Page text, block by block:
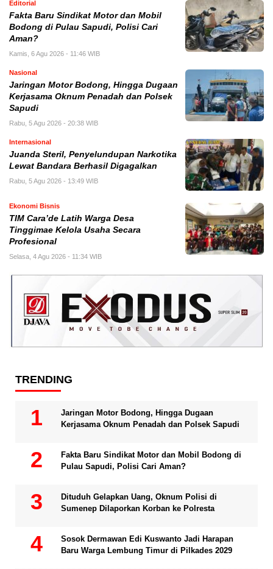
Editorial
Fakta Baru Sindikat Motor dan Mobil
Bodong di Pulau Sapudi, Polisi Cari
Aman?
Kamis, 6 Agu 2026 - 11:46 WIB
Nasional
Jaringan Motor Bodong, Hingga Dugaan
Kerjasama Oknum Penadah dan Polsek
Sapudi
Rabu, 5 Agu 2026 - 20:38 WIB
Internasional
Juanda Steril, Penyelundupan Narkotika
Lewat Bandara Berhasil Digagalkan
Rabu, 5 Agu 2026 - 13:49 WIB
Ekonomi Bisnis
TIM Cara’de Latih Warga Desa
Tinggimae Kelola Usaha Secara
Profesional
Selasa, 4 Agu 2026 - 11:34 WIB
TRENDING
Jaringan Motor Bodong, Hingga Dugaan
Kerjasama Oknum Penadah dan Polsek Sapudi
Fakta Baru Sindikat Motor dan Mobil Bodong di
Pulau Sapudi, Polisi Cari Aman?
Dituduh Gelapkan Uang, Oknum Polisi di
Sumenep Dilaporkan Korban ke Polresta
Sosok Dermawan Edi Kuswanto Jadi Harapan
Baru Warga Lembung Timur di Pilkades 2029